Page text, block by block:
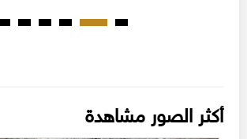
أكثر الصور مشاهدة